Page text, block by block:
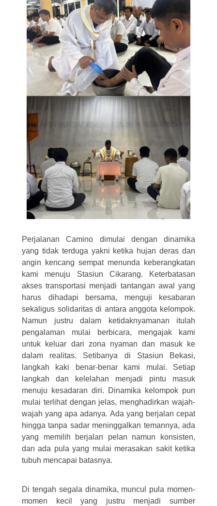
Perjalanan Camino dimulai dengan dinamika
yang tidak terduga yakni ketika hujan deras dan
angin kencang sempat menunda keberangkatan
kami menuju Stasiun Cikarang. Keterbatasan
akses transportasi menjadi tantangan awal yang
harus dihadapi bersama, menguji kesabaran
sekaligus solidaritas di antara anggota kelompok.
Namun justru dalam ketidaknyamanan itulah
pengalaman mulai berbicara, mengajak kami
untuk keluar dari zona nyaman dan masuk ke
dalam realitas. Setibanya di Stasiun Bekasi,
langkah kaki benar-benar kami mulai. Setiap
langkah dan kelelahan menjadi pintu masuk
menuju kesadaran diri. Dinamika kelompok pun
mulai terlihat dengan jelas, menghadirkan wajah-
wajah yang apa adanya. Ada yang berjalan cepat
hingga tanpa sadar meninggalkan temannya, ada
yang memilih berjalan pelan namun konsisten,
dan ada pula yang mulai merasakan sakit ketika
tubuh mencapai batasnya.
Di tengah segala dinamika, muncul pula momen-
momen kecil yang justru menjadi sumber